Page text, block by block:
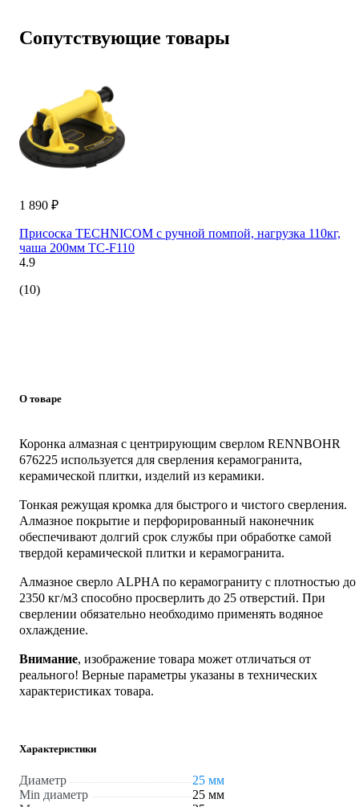
Сопутствующие товары
1 890 ₽
Присоска TECHNICOM с ручной помпой, нагрузка 110кг,
чаша 200мм TC-F110
4.9
(10)
О товаре
Коронка алмазная с центрирующим сверлом RENNBOHR
676225 используется для сверления керамогранита,
керамической плитки, изделий из керамики.
Тонкая режущая кромка для быстрого и чистого сверления.
Алмазное покрытие и перфорированный наконечник
обеспечивают долгий срок службы при обработке самой
твердой керамической плитки и керамогранита.
Алмазное сверло ALPHA по керамограниту с плотностью до
2350 кг/м3 способно просверлить до 25 отверстий. При
сверлении обязательно необходимо применять водяное
охлаждение.
Внимание, изображение товара может отличаться от
реального! Верные параметры указаны в технических
характеристиках товара.
Характеристики
Диаметр
25 мм
Min диаметр
25 мм